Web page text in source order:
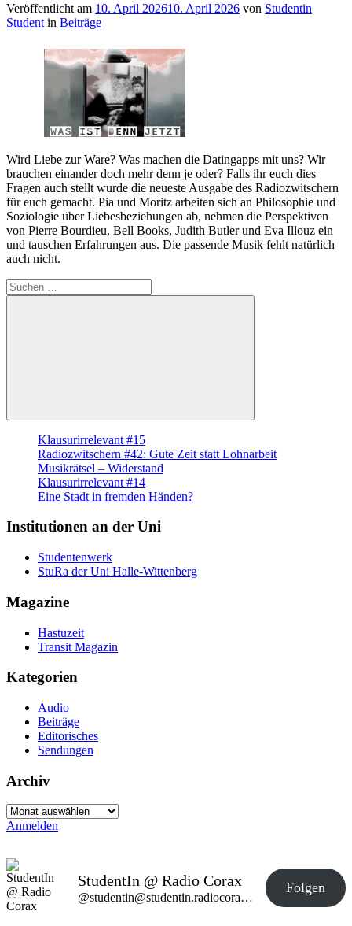
Veröffentlicht am 10. April 202610. April 2026 von Studentin
Student in Beiträge
Wird Liebe zur Ware? Was machen die Datingapps mit uns? Wir
brauchen einander doch mehr denn je oder? Falls ihr euch dies
Fragen auch stellt wurde die neueste Ausgabe des Radiozwitschern
für euch gemacht. Pia und Moritz arbeiten sich an Philosophie und
Soziologie über Liebesbeziehungen ab, nehmen die Perspektiven
von Pierre Bourdieu, Bell Books, Judith Butler und Eva Illouz ein
und tauschen Erfahrungen aus. Die passende Musik fehlt natürlich
auch nicht.
Suche
nach:
Suchen
Klausurirrelevant #15
Radiozwitschern #42: Gute Zeit statt Lohnarbeit
Musikrätsel – Widerstand
Klausurirrelevant #14
Eine Stadt in fremden Händen?
Institutionen an der Uni
Studentenwerk
StuRa der Uni Halle-Wittenberg
Magazine
Hastuzeit
Transit Magazin
Kategorien
Audio
Beiträge
Editorisches
Sendungen
Archiv
Archiv
Anmelden
StudentIn @ Radio Corax
@studentin@studentin.radiocorax.de
Folgen